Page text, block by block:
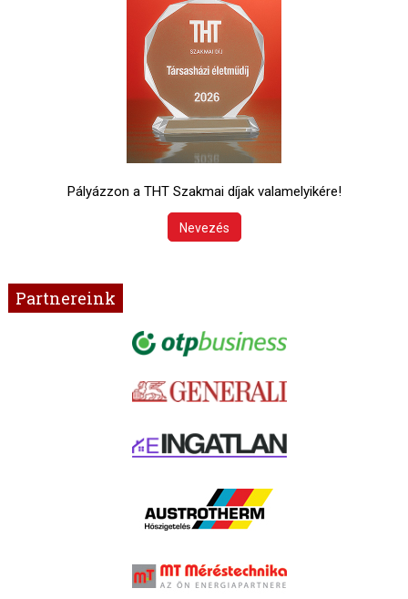
Pályázzon a THT Szakmai díjak valamelyikére!
Nevezés
Partnereink